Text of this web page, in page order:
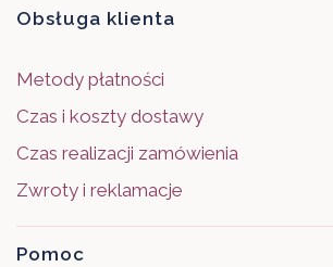
Obsługa klienta
Metody płatności
Czas i koszty dostawy
Czas realizacji zamówienia
Zwroty i reklamacje
Pomoc